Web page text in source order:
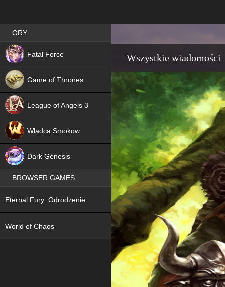
Wszystkie wiadomości
Best RPG games in Poland
GRY
Fatal Force
NEW
Game of Thrones
League of Angels 3
Wladca Smokow
Dark Genesis
BROWSER GAMES
Eternal Fury: Odrodzenie
World of Chaos